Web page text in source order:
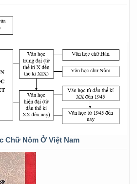
Chữ Nôm Ở Việt Nam